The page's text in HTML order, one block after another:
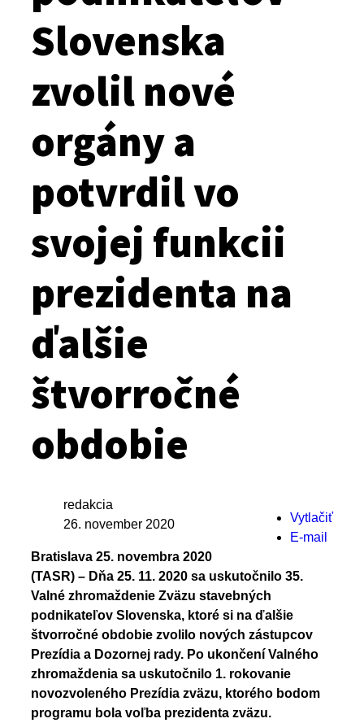
Slovenska
zvolil nové
orgány a
potvrdil vo
svojej funkcii
prezidenta na
ďalšie
štvorročné
obdobie
Vytlačiť
E-mail
redakcia
26. november 2020
Bratislava 25. novembra 2020
(TASR) – Dňa 25. 11. 2020 sa uskutočnilo 35.
Valné zhromaždenie Zväzu stavebných
podnikateľov Slovenska, ktoré si na ďalšie
štvorročné obdobie zvolilo nových zástupcov
Prezídia a Dozornej rady. Po ukončení Valného
zhromaždenia sa uskutočnilo 1. rokovanie
novozvoleného Prezídia zväzu, ktorého bodom
programu bola voľba prezidenta zväzu.